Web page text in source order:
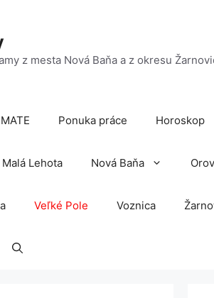
z mesta Nová Baňa a z okresu
Ponuka práce Horoskop
Malá Lehota Nová Baňa
Veľké Pole Voznica